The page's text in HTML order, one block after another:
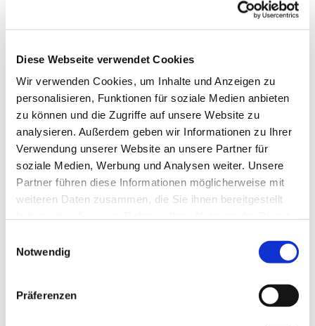
Diese Webseite verwendet Cookies
Wir verwenden Cookies, um Inhalte und Anzeigen zu
personalisieren, Funktionen für soziale Medien anbieten
zu können und die Zugriffe auf unsere Website zu
analysieren. Außerdem geben wir Informationen zu Ihrer
Verwendung unserer Website an unsere Partner für
soziale Medien, Werbung und Analysen weiter. Unsere
Partner führen diese Informationen möglicherweise mit
weiteren Daten zusammen, die Sie ihnen bereitgestellt
Notwendig
Präferenzen